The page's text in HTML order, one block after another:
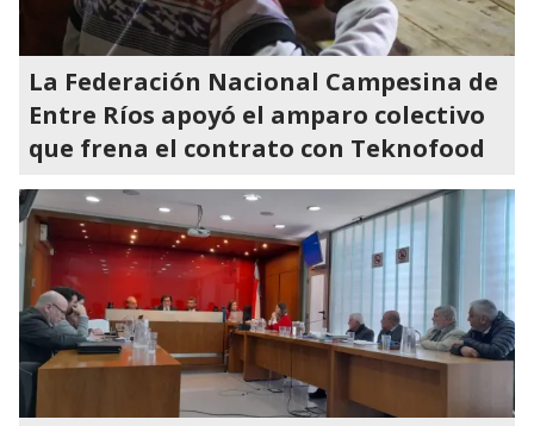
La Federación Nacional Campesina de
Entre Ríos apoyó el amparo colectivo
que frena el contrato con Teknofood